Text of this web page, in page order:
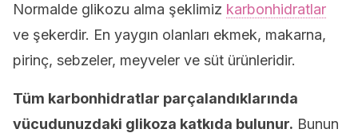
Normalde glikozu alma şeklimiz karbonhidratlar
ve şekerdir. En yaygın olanları ekmek, makarna,
pirinç, sebzeler, meyveler ve süt ürünleridir.
Tüm karbonhidratlar parçalandıklarında
vücudunuzdaki glikoza katkıda bulunur. Bunun